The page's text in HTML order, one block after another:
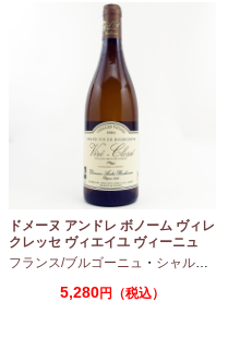
ドメーヌ アンドレ ボノーム ヴィレ
クレッセ ヴィエイユ ヴィーニュ
2024 750ml
フランス/ブルゴーニュ ・ シャルドネ
5,280円（税込）